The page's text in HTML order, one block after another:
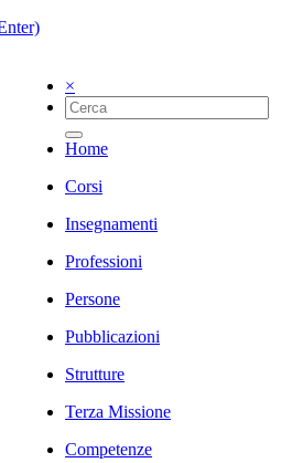
×
Home
Corsi
Insegnamenti
Professioni
Persone
Pubblicazioni
Strutture
Terza Missione
Competenze